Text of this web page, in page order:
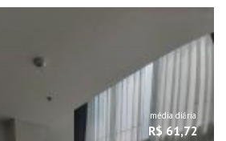
média diária
R$ 61,72